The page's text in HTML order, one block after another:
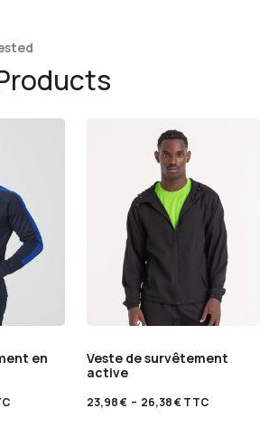
en
Veste de survêtement
active
23,98€ – 26,38€TTC